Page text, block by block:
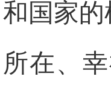
和国家
所在、